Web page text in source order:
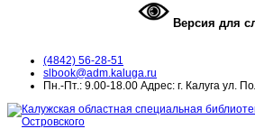
Версия для
(4842) 56-28-51
slbook@adm.kaluga.ru
Пн.-Пт.: 9.00-18.00 Адрес: г. Калуга ул.